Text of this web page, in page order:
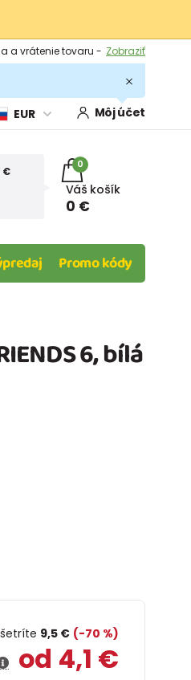
a vrátenie tovaru - Zobraziť
Podmienky
EUR Môj účet
€
0
Váš košík
0 €
Promo kódy
6, bílá
9,5 € (-70 %)
od 4,1 €